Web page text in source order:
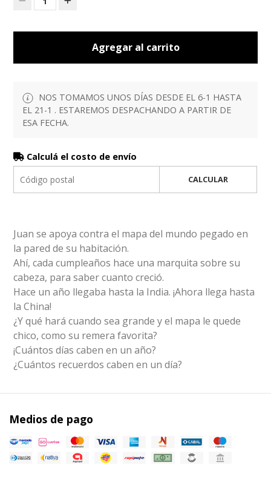
Agregar al carrito
NOS TOMAMOS UNOS DÍAS DESDE EL 6-1 HASTA
EL 21-1 . ESTAREMOS DESPACHANDO A PARTIR DE
ESA FECHA.
Calculá el costo de envío
CALCULAR
Juan se apoya contra el mapa del mundo pegado en
la pared de su habitación.
Ahí, cada cumpleaños hace una marquita sobre su
cabeza, para saber cuanto creció.
Hace un año llegaba hasta la India. ¡Ahora llega hasta
la China!
¿Y qué hará cuando sea grande y el mapa le quede
chico, como su remera favorita?
¡Cuántos días caben en un año?
¿Cuántos recuerdos caben en un día?
Medios de pago